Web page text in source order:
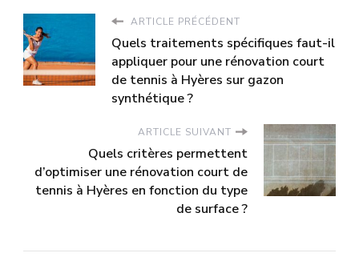
ARTICLE PRÉCÉDENT
Quels traitements spécifiques faut-il
appliquer pour une rénovation court
de tennis à Hyères sur gazon
synthétique ?
ARTICLE SUIVANT
Quels critères permettent
d’optimiser une rénovation court de
tennis à Hyères en fonction du type
de surface ?